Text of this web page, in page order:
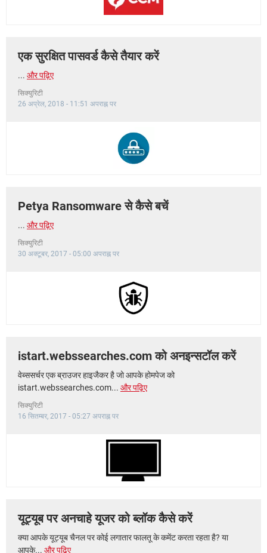
एक सुरक्षित पासवर्ड कैसे तैयार करें
... और पढ़िए
सिक्युरिटी
26 अप्रेल, 2018 - 11:51 अपराह्न पर
Petya Ransomware से कैसे बचें
... और पढ़िए
सिक्युरिटी
30 अक्टूबर, 2017 - 05:00 अपराह्न पर
istart.webssearches.com को अनइन्सटॉल करें
वेब्ससर्चर एक ब्राउजर हाइजैकर है जो आपके होमपेज को
istart.webssearches.com... और पढ़िए
सिक्युरिटी
16 सितम्बर, 2017 - 05:27 अपराह्न पर
यूट्यूब पर अनचाहे यूजर को ब्लॉक कैसे करें
क्या आपके यूट्यूब चैनल पर कोई लगातार फालतू के कमेंट करता रहता है? या
आपके... और पढ़िए